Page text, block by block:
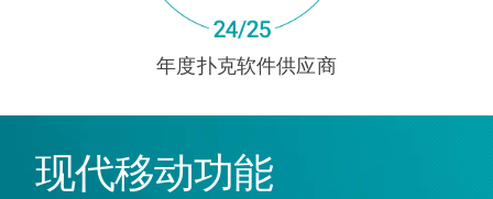
年度扑克软件供应商
现代移动功能